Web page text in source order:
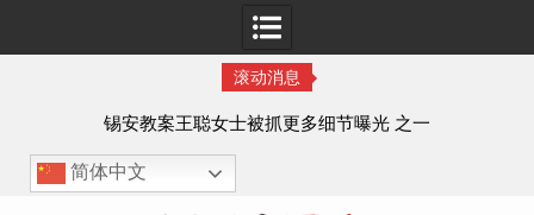
滚动消息
锡安教案王聪女士被抓更多细节曝光 之一
简体中文